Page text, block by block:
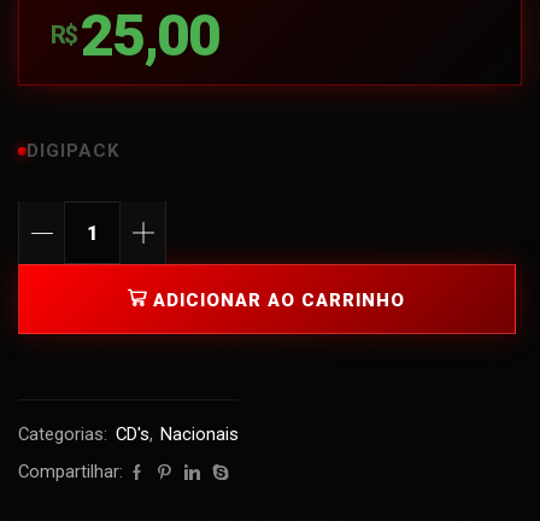
R$ 25,00
DIGIPACK
ADICIONAR AO CARRINHO
Categorias: CD's, Nacionais
Compartilhar: